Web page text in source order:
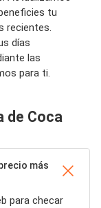
tu
recientes.
días
las
para ti.
de Coca
más
para checar